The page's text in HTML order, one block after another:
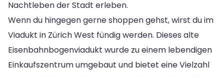
Nachtleben der Stadt erleben.
Wenn du hingegen gerne shoppen gehst, wirst du im
Viadukt in Zürich West fündig werden. Dieses alte
Eisenbahnbogenviadukt wurde zu einem lebendigen
Einkaufszentrum umgebaut und bietet eine Vielzahl